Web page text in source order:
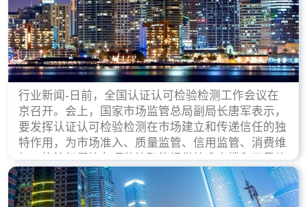
行业新闻-日前，全国认证认可检验检测工作会议在
京召开。会上，国家市场监管总局副局长唐军表示，
要发挥认证认可检验检测在市场建立和传递信任的独
特作用，为市场准入、质量监管、信用监管、消费维
权、执法打假等各项监管职能提供技术支撑和可靠依
据。